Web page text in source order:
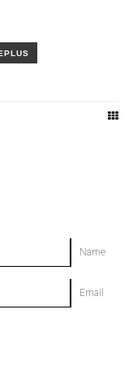
Name
Email